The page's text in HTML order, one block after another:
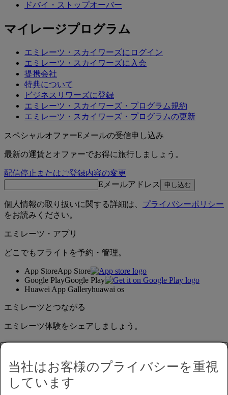
ドバイ・ストップオーバー
マイレージプログラム
エミレーツ・スカイワーズにログイン
エミレーツ・スカイワーズに入会
提携会社
特典について
ビジネスリワーズに登録
エミレーツ・スカイワーズ・プログラム規約
エミレーツ・スカイワーズ・プログラムの更新
スペシャルオファーEメールの受信申し込み
最新の運賃とオファーでお得に旅行しましょう。
配信停止またはご登録内容の変更
Eメールアドレス
申し込む
個人情報の取り扱いに関する詳細は、 プライバシーポリシー
をお読みください。
エミレーツ・アプリ
どこでもフライトを予約・管理。
App StoreApp Store
Google PlayGoogle Play
Huawei App Galleryhuawai os
エミレーツとつながる
エミレーツ体験をシェアしましょう。
当社はお客様のプライバシーを重視
しています